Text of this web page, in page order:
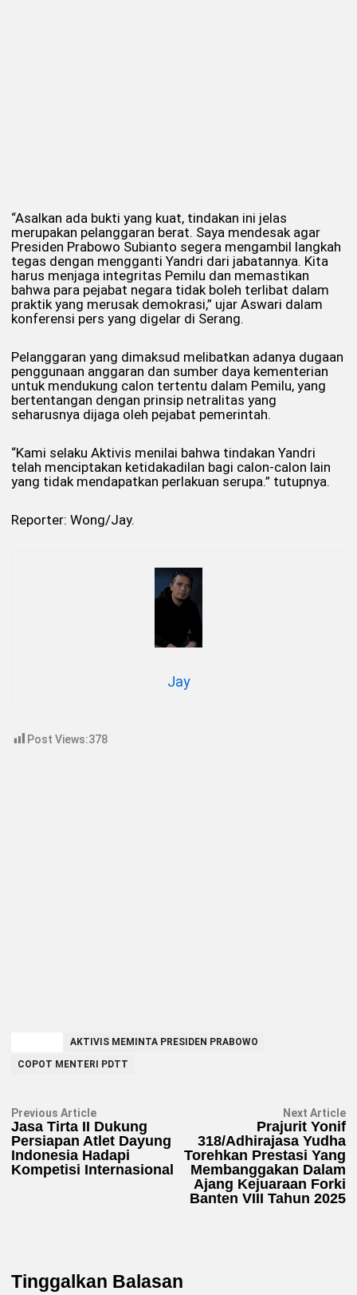
“Asalkan ada bukti yang kuat, tindakan ini jelas
merupakan pelanggaran berat. Saya mendesak agar
Presiden Prabowo Subianto segera mengambil langkah
tegas dengan mengganti Yandri dari jabatannya. Kita
harus menjaga integritas Pemilu dan memastikan
bahwa para pejabat negara tidak boleh terlibat dalam
praktik yang merusak demokrasi,” ujar Aswari dalam
konferensi pers yang digelar di Serang.
Pelanggaran yang dimaksud melibatkan adanya dugaan
penggunaan anggaran dan sumber daya kementerian
untuk mendukung calon tertentu dalam Pemilu, yang
bertentangan dengan prinsip netralitas yang
seharusnya dijaga oleh pejabat pemerintah.
“Kami selaku Aktivis menilai bahwa tindakan Yandri
telah menciptakan ketidakadilan bagi calon-calon lain
yang tidak mendapatkan perlakuan serupa.” tutupnya.
Reporter: Wong/Jay.
Jay
Post Views:378
AKTIVIS MEMINTA PRESIDEN PRABOWO
COPOT MENTERI PDTT
Navigasi
pos
Previous ArticlePrevious
article:
Jasa Tirta II Dukung
Persiapan Atlet Dayung
Indonesia Hadapi
Kompetisi Internasional
Next Article
Prajurit Yonif
318/Adhirajasa Yudha
Torehkan Prestasi Yang
Membanggakan Dalam
Ajang Kejuaraan Forki
Banten VIII Tahun 2025
Tinggalkan Balasan